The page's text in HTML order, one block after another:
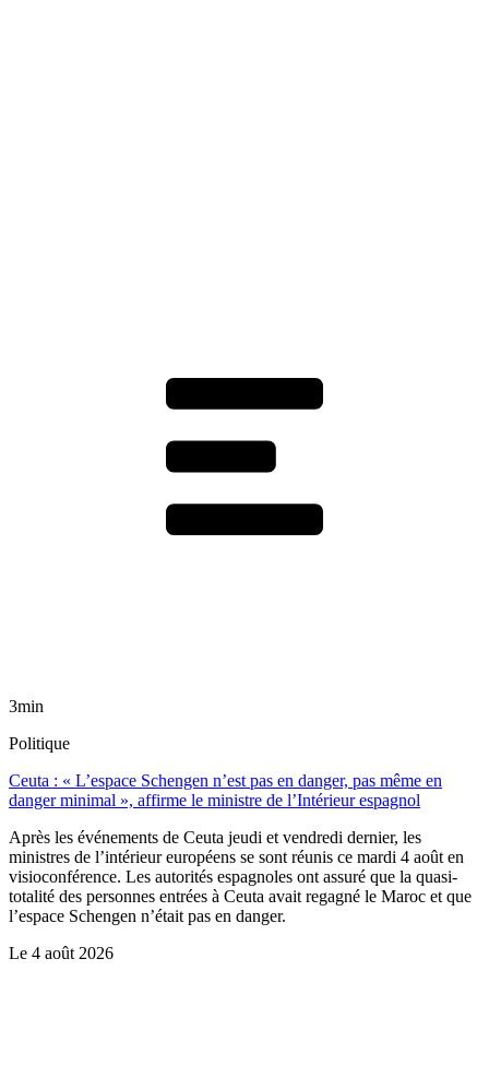
3min
Politique
Ceuta : « L’espace Schengen n’est pas en danger, pas même en
danger minimal », affirme le ministre de l’Intérieur espagnol
Après les événements de Ceuta jeudi et vendredi dernier, les
ministres de l’intérieur européens se sont réunis ce mardi 4 août en
visioconférence. Les autorités espagnoles ont assuré que la quasi-
totalité des personnes entrées à Ceuta avait regagné le Maroc et que
l’espace Schengen n’était pas en danger.
Le 4 août 2026